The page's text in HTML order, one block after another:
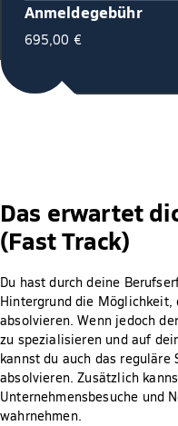
Anmeldegebühr
695,00 €
Das erwartet
(Fast Track)
Du hast durch deine
Hintergrund die Möglichkeit,
absolvieren. Wenn jedoch
zu spezialisieren und auf
kannst du auch das reguläre
absolvieren. Zusätzlich
Unternehmensbesuche und
wahrnehmen.